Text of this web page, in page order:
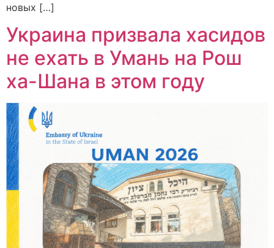
новых […]
Украина призвала хасидов
не ехать в Умань на Рош
ха-Шана в этом году